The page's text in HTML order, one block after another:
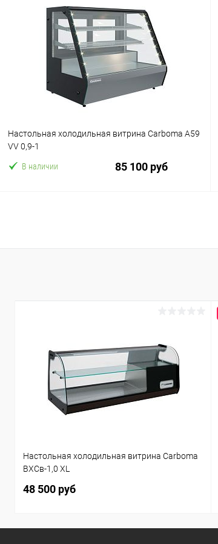
Купить в 1 клик Сравнение
В избранное
Настольная холодильная витрина Carboma A59
VV 0,9-1
В наличии 85 100 руб
Купить в 1 клик Сравнение
Настольная холодильная витрина Carboma
ВХСв-1,0 XL
48 500 руб